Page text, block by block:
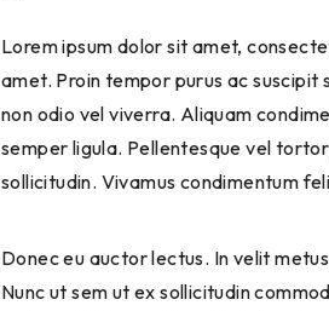
Lorem ipsum dolor sit amet, consectetur adipiscing elit. Quisque pretium mollis ex, vel interdum augue faucibus sit
amet. Proin tempor purus ac suscipit
non odio vel viverra. Aliquam
semper ligula. Pellentesque vel
sollicitudin. Vivamus condimentum
Donec eu auctor lectus. In velit metus, facilisis vel luctus ac, sodales dignissim elit. In pellentesque blandit dapibus.
Nunc ut sem ut ex sollicitudin